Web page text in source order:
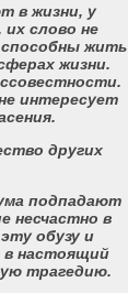
в жизни, у
слово не
способны жить
жизни.
интересует
других
подпадают
несчастно в
обузу и
в настоящий
трагедию.